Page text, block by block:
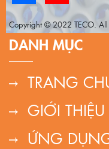
Copyright © 2022 TECO. All
DANH MỤC
TRANG
GIỚI THIỆU
ỨNG